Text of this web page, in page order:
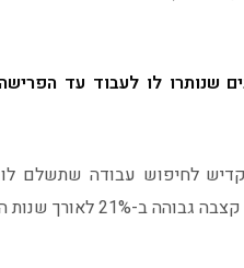
שנות הפרישה?